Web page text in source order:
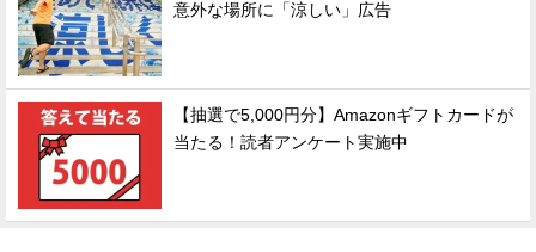
意外な場所に「涼しい」広告
【抽選で5,000円分】Amazonギフトカードが
当たる！読者アンケート実施中